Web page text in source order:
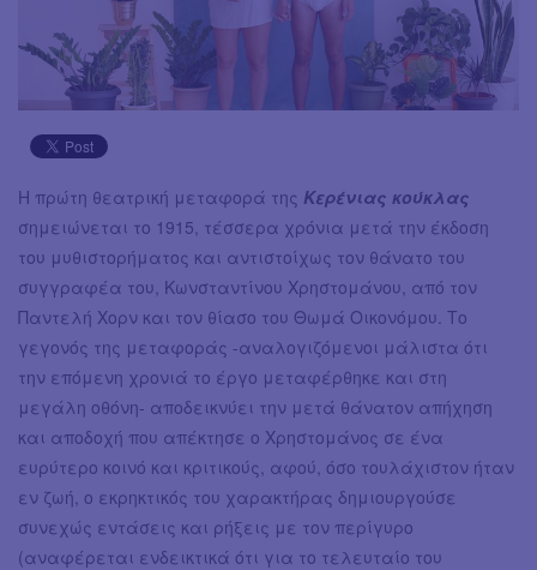
Η πρώτη θεατρική μεταφορά της Κερένιας κούκλας
σημειώνεται το 1915, τέσσερα χρόνια μετά την έκδοση
του μυθιστορήματος και αντιστοίχως τον θάνατο του
συγγραφέα του, Κωνσταντίνου Χρηστoμάνου, από τον
Παντελή Χορν και τον θίασο του Θωμά Οικονόμου. Το
γεγονός της μεταφοράς -αναλογιζόμενοι μάλιστα ότι
την επόμενη χρονιά το έργο μεταφέρθηκε και στη
μεγάλη οθόνη- αποδεικνύει την μετά θάνατον απήχηση
και αποδοχή που απέκτησε ο Χρηστομάνος σε ένα
ευρύτερο κοινό και κριτικούς, αφού, όσο τουλάχιστον ήταν
εν ζωή, ο εκρηκτικός του χαρακτήρας δημιουργούσε
συνεχώς εντάσεις και ρήξεις με τον περίγυρο
(αναφέρεται ενδεικτικά ότι για το τελευταίο του